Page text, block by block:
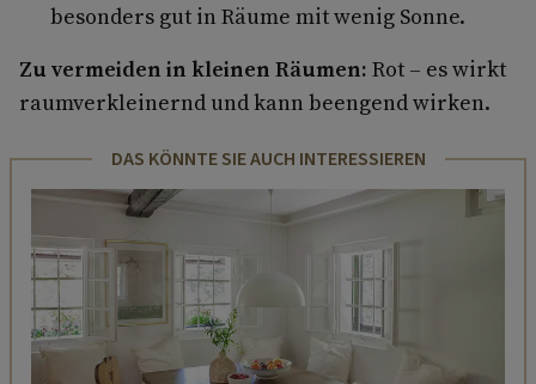
besonders gut in Räume mit wenig Sonne.
Zu vermeiden in kleinen Räumen: Rot – es wirkt
raumverkleinernd und kann beengend wirken.
DAS KÖNNTE SIE AUCH INTERESSIEREN